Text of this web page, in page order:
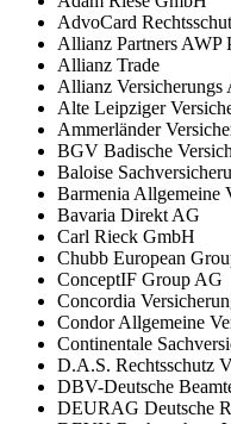
AdvoCard
Allianz Partners AWP
Allianz Trade
Allianz Versicherungs
Alte Leipziger
Ammerländer
BGV Badische
Baloise
Barmenia Allgemeine
Bavaria Direkt AG
Carl Rieck GmbH
Chubb European
ConceptIF Group AG
Concordia
Condor Allgemeine
Continentale
D.A.S. Rechtsschutz
DBV-Deutsche
DEURAG Deutsche